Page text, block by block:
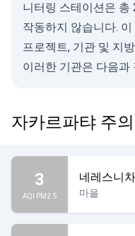
니터링 스테이션은 총
작동하지 않습니다.
프로젝트, 기관 및 지
이러한 기관은 다음과
자카르파탸 주
3
AQI PM2.5
네레스니차
마을